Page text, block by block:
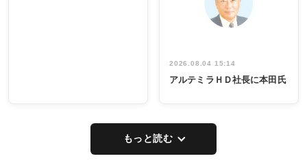
2026.08.04 15:14
アルテミラＨＤ社長に本田氏
もっと読む